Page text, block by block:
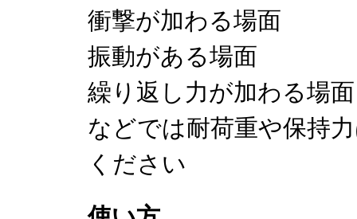
衝撃が加わる場面
振動がある場面
繰り返し力が加わる場面
などでは耐荷重や保持
ください